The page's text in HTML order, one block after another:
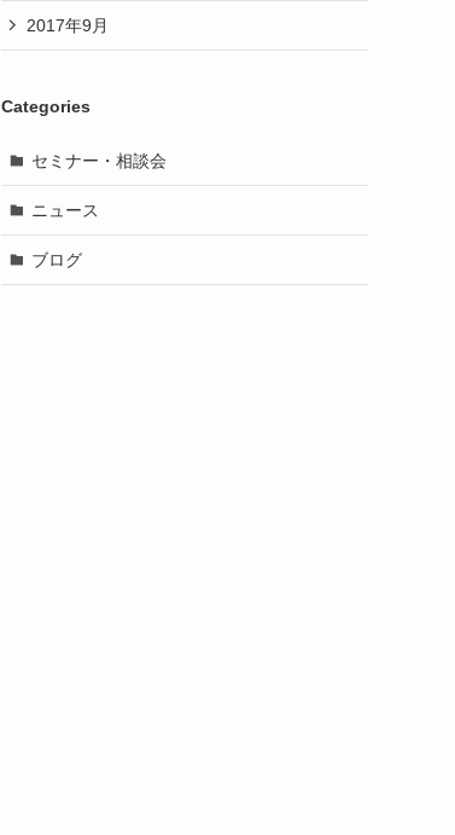
2017年9月
Categories
セミナー・相談会
ニュース
ブログ